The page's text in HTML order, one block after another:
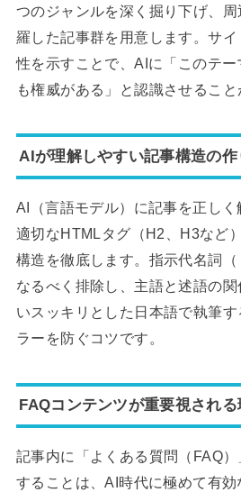
つのジャンルを深く掘り下げ、
羅した記事群を用意します。サ
性を示すことで、AIに「このテ
も権威がある」と認識させること
AIが理解しやすい記事構造の作
AI（言語モデル）に記事を正しく
適切なHTMLタグ（H2、H3など
構造を徹底します。指示代名詞
なるべく排除し、主語と述語の
いスッキリとした日本語で執筆
ラーを防ぐコツです。
FAQコンテンツが重要視される
記事内に「よくある質問（FAQ
することは、AI時代に極めて有